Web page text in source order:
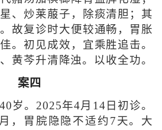
、炒莱菔子，除痰清胆；其
故复诊时大便较通畅，胃胀
。初见成效，宜乘胜追击。
黄芩升清降浊。以收全功。
案四
岁。2025年4月14日初诊。
，胃脘隐隐不适约7天。大